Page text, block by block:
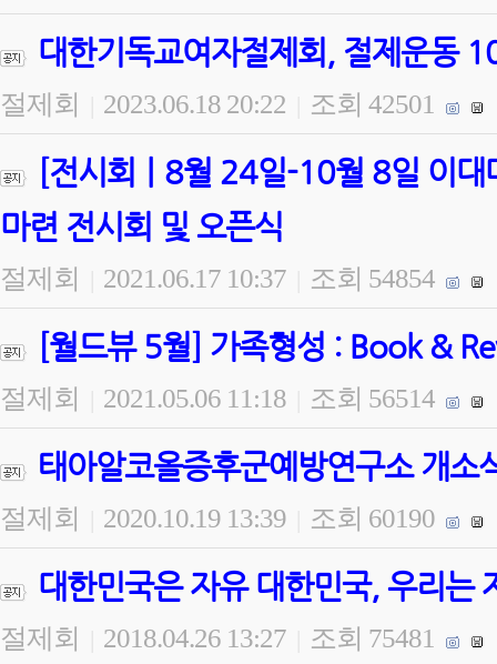
대한기독교여자절제회, 절제운동
절제회 2023.06.18 20:22 조회 42501
[전시회ㅣ8월 24일-10월 8일 이
마련 전시회 및 오픈식
절제회 2021.06.17 10:37 조회 54854
[월드뷰 5월] 가족형성 : Book &
절제회 2021.05.06 11:18 조회 56514
태아알코올증후군예방연구소 개소
절제회 2020.10.19 13:39 조회 60190
대한민국은 자유 대한민국, 우리는
절제회 2018.04.26 13:27 조회 75481